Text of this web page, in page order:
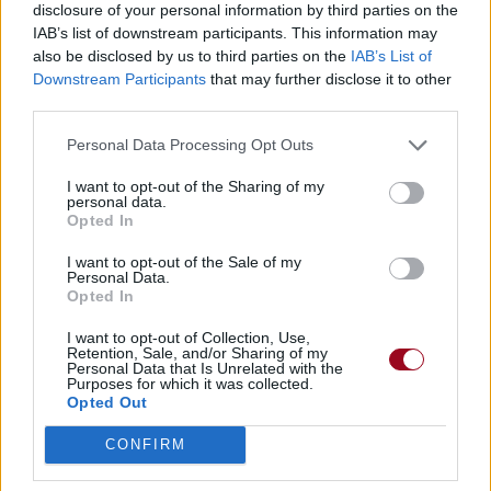
disclosure of your personal information by third parties on the
IAB’s list of downstream participants. This information may
also be disclosed by us to third parties on the IAB’s List of
Downstream Participants that may further disclose it to other
Personal Data Processing Opt Outs
I want to opt-out of the Sharing of my
personal data.
Opted In
I want to opt-out of the Sale of my
Personal Data.
Opted In
I want to opt-out of Collection, Use,
Retention, Sale, and/or Sharing of my
Personal Data that Is Unrelated with the
Purposes for which it was collected.
Opted Out
CONFIRM